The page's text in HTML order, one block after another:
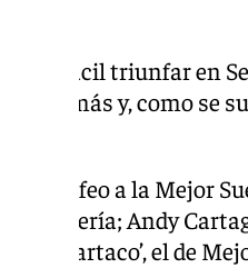
nada fácil triunfar en
más y, como se
el trofeo a la Mejor
ganadería; Andy
‘Espartaco’, el de